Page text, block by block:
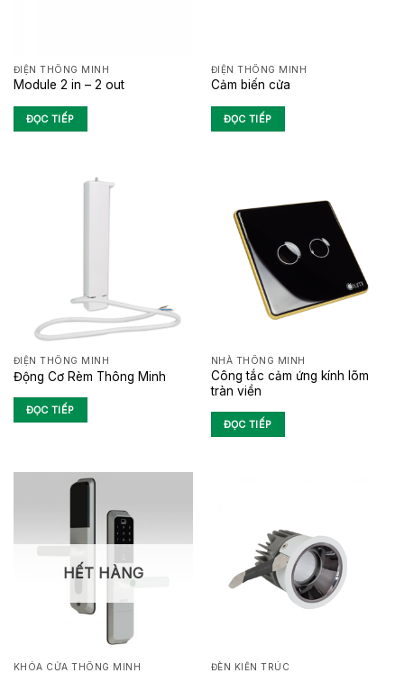
ĐIỆN THÔNG MINH
Module 2 in – 2 out
ĐỌC TIẾP
ĐIỆN THÔNG MINH
Cảm biến cửa
ĐỌC TIẾP
ĐIỆN THÔNG MINH
Động Cơ Rèm Thông Minh
ĐỌC TIẾP
NHÀ THÔNG MINH
Công tắc cảm ứng kính lõm
tràn viền
ĐỌC TIẾP
HẾT HÀNG
KHÓA CỬA THÔNG MINH ĐÈN KIẾN TRÚC